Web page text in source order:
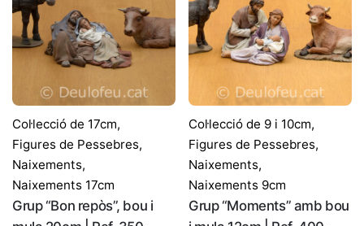
Col·lecció de 17cm,
Figures de Pessebres,
Naixements,
Naixements 17cm
Grup “Bon repòs”, bou i
Col·lecció de 9 i 10cm,
Figures de Pessebres,
Naixements,
Naixements 9cm
Grup “Moments” amb bou